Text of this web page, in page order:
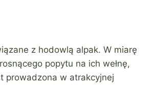
z hodowlą alpak. W miarę
popytu na ich wełnę,
prowadzona w atrakcyjnej